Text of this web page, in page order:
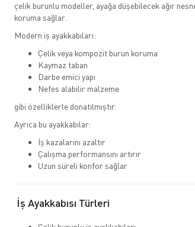
çelik burunlu modeller, ayağa düşebilecek ağır
koruma sağlar.
Modern iş ayakkabıları:
Çelik veya kompozit burun koruma
Kaymaz taban
Darbe emici yapı
Nefes alabilir malzeme
gibi özelliklerle donatılmıştır.
Ayrıca bu ayakkabılar:
İş kazalarını azaltır
Çalışma performansını artırır
Uzun süreli konfor sağlar
İş Ayakkabısı Türleri